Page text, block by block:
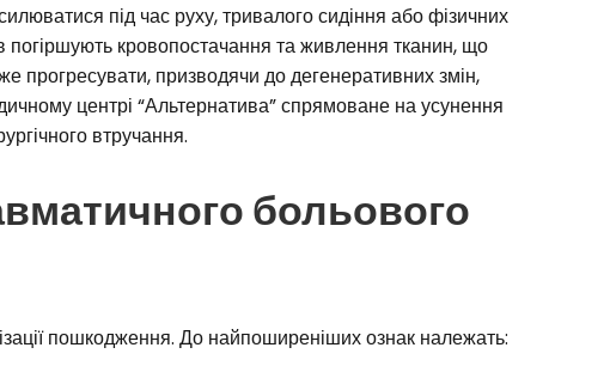
під час руху, тривалого сидіння або фізичних
погіршують кровопостачання та живлення тканин, що
прогресувати, призводячи до дегенеративних змін,
центрі “Альтернатива” спрямоване на усунення
втручання.
больового
пошкодження. До найпоширеніших ознак належать: